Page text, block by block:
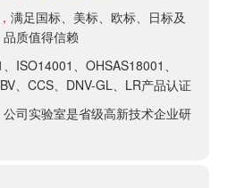
满足国标、美标、欧标、日标及
质值得信赖
ISO14001、OHSAS18001、
、CCS、DNV-GL、LR产品认证
司实验室是省级高新技术企业研